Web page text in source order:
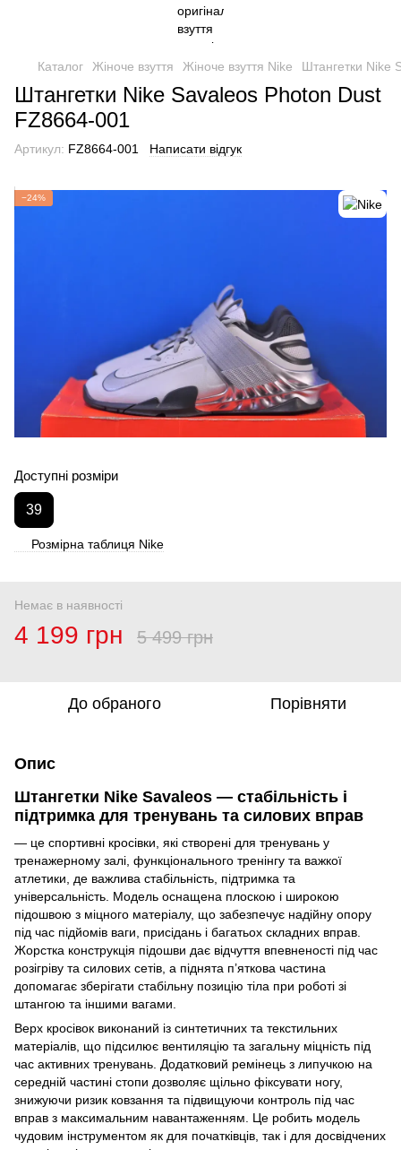
Каталог Жіноче взуття Жіноче взуття Nike Штангетки Nike
Штангетки Nike Savaleos Photon Dust
FZ8664-001
Артикул: FZ8664-001 Написати відгук
−24%
Доступні розміри
39
Розмірна таблиця Nike
Немає в наявності
4 199 грн 5 499 грн
До обраного Порівняти
Опис
Штангетки Nike Savaleos — стабільність і
підтримка для тренувань та силових вправ
— це спортивні кросівки, які створені для тренувань у
тренажерному залі, функціонального тренінгу та важкої
атлетики, де важлива стабільність, підтримка та
універсальність. Модель оснащена плоскою і широкою
підошвою з міцного матеріалу, що забезпечує надійну опору
під час підйомів ваги, присідань і багатьох складних вправ.
Жорстка конструкція підошви дає відчуття впевненості під час
розігріву та силових сетів, а піднята п’яткова частина
допомагає зберігати стабільну позицію тіла при роботі зі
штангою та іншими вагами.
Верх кросівок виконаний із синтетичних та текстильних
матеріалів, що підсилює вентиляцію та загальну міцність під
час активних тренувань. Додатковий ремінець з липучкою на
середній частині стопи дозволяє щільно фіксувати ногу,
знижуючи ризик ковзання та підвищуючи контроль під час
вправ з максимальним навантаженням. Це робить модель
чудовим інструментом як для початківців, так і для досвідчених